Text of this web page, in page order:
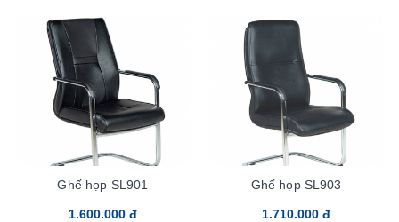
Ghế họp SL901
1.600.000 đ
Ghế họp SL903
1.710.000 đ